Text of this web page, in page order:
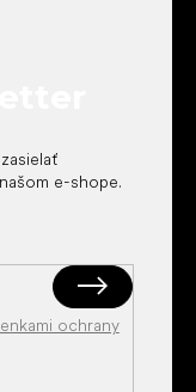
e-shope.
ochrany